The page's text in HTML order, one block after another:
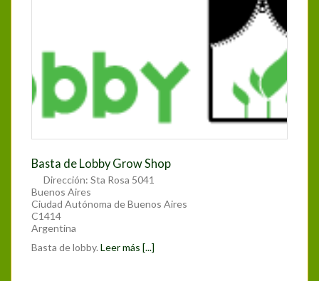
Basta de Lobby Grow Shop
Dirección:Sta Rosa 5041
Buenos Aires
Ciudad Autónoma de Buenos Aires
C1414
Argentina
Basta de lobby.Leer más [...]